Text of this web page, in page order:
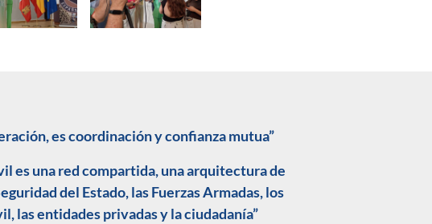
es coordinación y confianza mutua”
es una red compartida, una arquitectura de
del Estado, las Fuerzas Armadas, los
las entidades privadas y la ciudadanía”